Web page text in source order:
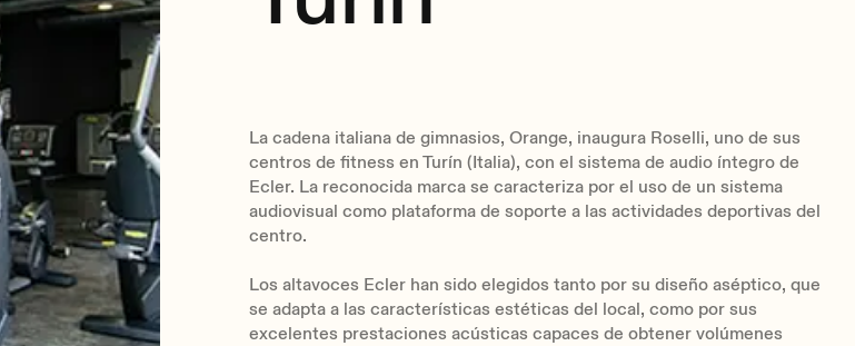
La cadena italiana de gimnasios, Orange, inaugura Roselli, uno de sus
centros de fitness en Turín (Italia), con el sistema de audio íntegro de
Ecler. La reconocida marca se caracteriza por el uso de un sistema
audiovisual como plataforma de soporte a las actividades deportivas del
centro.
Los altavoces Ecler han sido elegidos tanto por su diseño aséptico, que
se adapta a las características estéticas del local, como por sus
excelentes prestaciones acústicas capaces de obtener volúmenes